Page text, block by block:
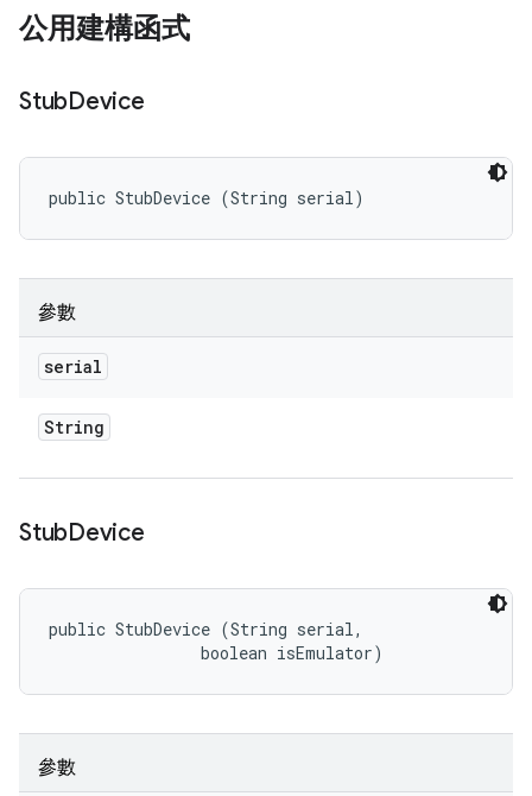
公用建構函式
StubDevice
public StubDevice (String serial)
參數
serial
String
StubDevice
public StubDevice (String serial,
                boolean isEmulator)
參數